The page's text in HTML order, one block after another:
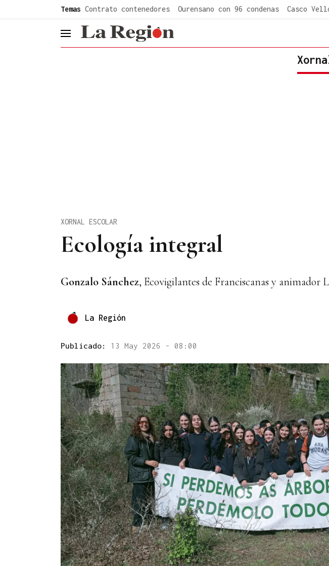
Temas Contrato contenedores Ourensano con 96 condenas Casco
header.menu.open
Ecología integral
XORNAL ESCOLAR
Gonzalo Sánchez, Ecovigilantes de Franciscanas y animador
La Región
Publicado: 13 May 2026 - 08:00